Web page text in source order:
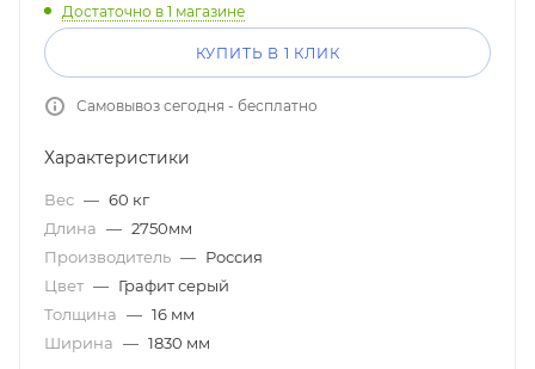
Достаточно в 1 магазине
КУПИТЬ В 1 КЛИК
Самовывоз сегодня - бесплатно
Характеристики
Вес — 60 кг
Длина — 2750мм
Производитель — Россия
Цвет — Графит серый
Толщина — 16 мм
Ширина — 1830 мм